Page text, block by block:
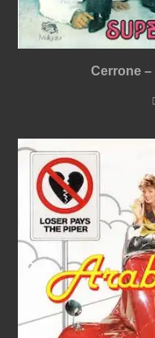
Cerrone ‎–